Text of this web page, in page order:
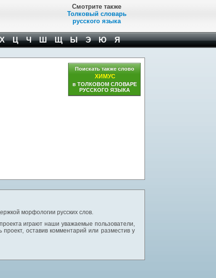
Смотрите также
Толковый словарь
русского языка
Ц Ч Ш Щ Ы Э Ю Я
Поискать также слово
ХИМУС
в ТОЛКОВОМ СЛОВАРЕ
РУССКОГО ЯЗЫКА
морфологии русских слов.
играют наши уважаемые пользователи,
оставив комментарий или разместив у